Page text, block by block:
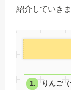
紹介していきま
りんご